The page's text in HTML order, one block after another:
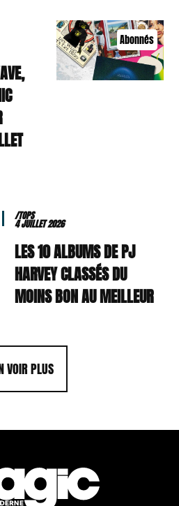
Abonnés
/TOPS
4 JUILLET 2026
LES 10 ALBUMS DE PJ
HARVEY CLASSÉS DU
MOINS BON AU MEILLEUR
VOIR PLUS